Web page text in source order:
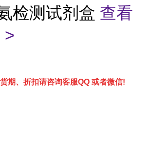
检测试剂盒 查看
>
期、折扣请咨询客服QQ 或者微信!